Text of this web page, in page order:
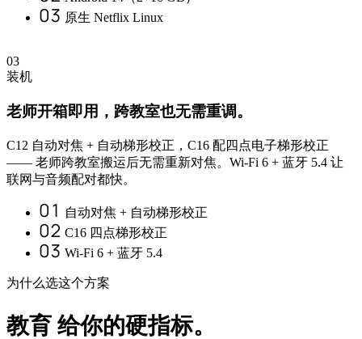
03 原生 Netflix Linux
03
装机
老师开箱即用，跨教室也无需重调。
C12 自动对焦 + 自动梯形校正，C16 配四点电子梯形校正
—— 老师跨教室搬运后无需重新对焦。Wi-Fi 6 + 蓝牙 5.4 让
联网与音频配对都快。
01 自动对焦 + 自动梯形校正
02 C16 四点梯形校正
03 Wi-Fi 6 + 蓝牙 5.4
为什么选这个方案
教育 给你的硬指标。